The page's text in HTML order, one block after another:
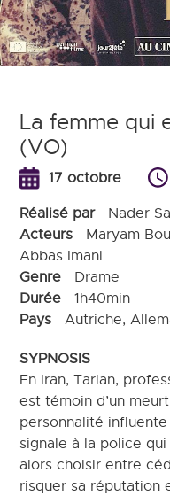
La femme qui
(VO)
17 octobre
Réalisé par Nader
Acteurs Maryam
Abbas Imani
Genre Drame
Durée1h40min
PaysAutriche,
SYPNOSIS
En Iran, Tarlan,
est témoin d’un
personnalité
signale à la police
alors choisir entre
risquer sa réputation